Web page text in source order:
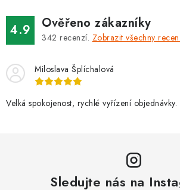
4.9 Ověřeno zákazníky
342 recenzí. Zobrazit všechny
Miloslava Šplíchalová
Velká spokojenost, rychlé vyřízení objednávky.
Sledujte nás na